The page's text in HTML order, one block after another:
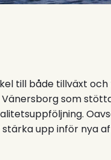
till både tillväxt och
som
upp inför nya